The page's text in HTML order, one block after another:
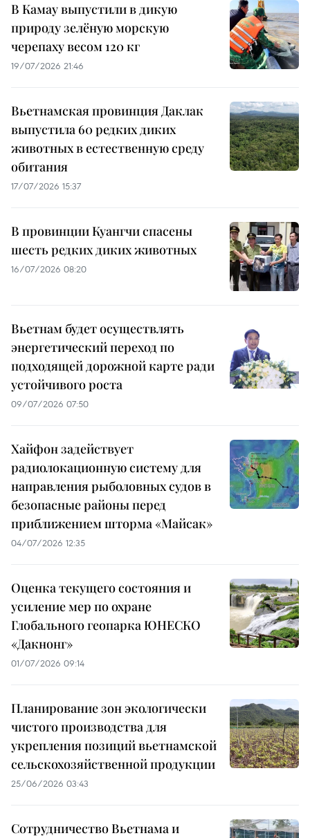
В Камау выпустили в дикую
природу зелёную морскую
черепаху весом 120 кг
19/07/2026 21:46
Вьетнамская провинция Даклак
выпустила 60 редких диких
животных в естественную среду
обитания
17/07/2026 15:37
В провинции Куангчи спасены
шесть редких диких животных
16/07/2026 08:20
Вьетнам будет осуществлять
энергетический переход по
подходящей дорожной карте ради
устойчивого роста
09/07/2026 07:50
Хайфон задействует
радиолокационную систему для
направления рыболовных судов в
безопасные районы перед
приближением шторма «Майсак»
04/07/2026 12:35
Оценка текущего состояния и
усиление мер по охране
Глобального геопарка ЮНЕСКО
«Дакнонг»
01/07/2026 09:14
Планирование зон экологически
чистого производства для
укрепления позиций вьетнамской
сельскохозяйственной продукции
25/06/2026 03:43
Сотрудничество Вьетнама и